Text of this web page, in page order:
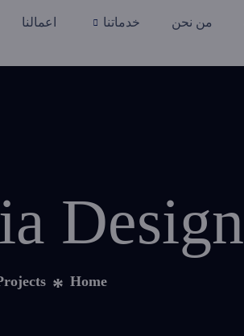
من نحن خدماتنا اعمالنا
Design
Home